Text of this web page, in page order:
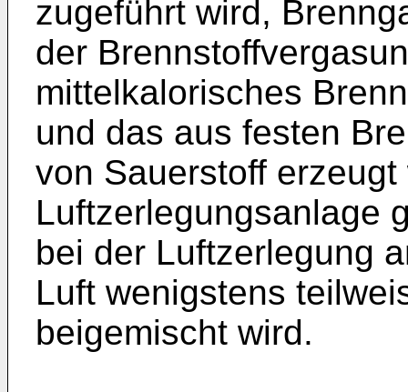
zugeführt wird,
der
mittelkalorisches
und das aus festen
von Sauerstoff
Luftzerlegungsanlage
bei der Luftzerlegung
Luft wenigstens
beigemischt wird.